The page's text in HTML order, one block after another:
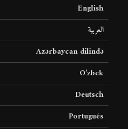
English
العربية
Azərbaycan dilində
O’zbek
Deutsch
Português